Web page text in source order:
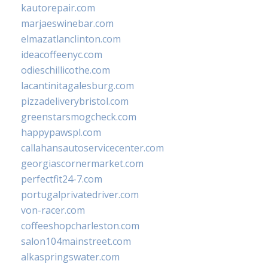
kautorepair.com
marjaeswinebar.com
elmazatlanclinton.com
ideacoffeenyc.com
odieschillicothe.com
lacantinitagalesburg.com
pizzadeliverybristol.com
greenstarsmogcheck.com
happypawspl.com
callahansautoservicecenter.com
georgiascornermarket.com
perfectfit24-7.com
portugalprivatedriver.com
von-racer.com
coffeeshopcharleston.com
salon104mainstreet.com
alkaspringswater.com